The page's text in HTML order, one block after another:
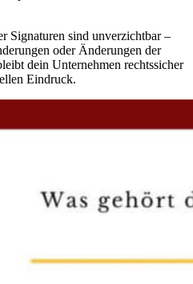
Signaturen sind unverzichtbar –
oder Änderungen der
dein Unternehmen rechtssicher
Eindruck.